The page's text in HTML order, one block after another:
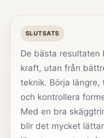
SLUTSATS
De bästa resultaten
kraft, utan från
teknik. Börja
och kontrollera
Med en bra
blir det mycket